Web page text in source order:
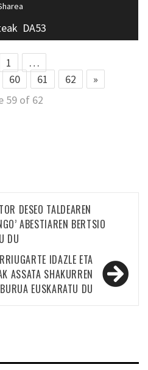
DA53
1
…
60 61 62
»
59 of 62
DESEO TALDEAREN
ABESTIAREN BERTSIO
DU
IDAZLE ETA
ASSATA SHAKURREN
EUSKARATU DU